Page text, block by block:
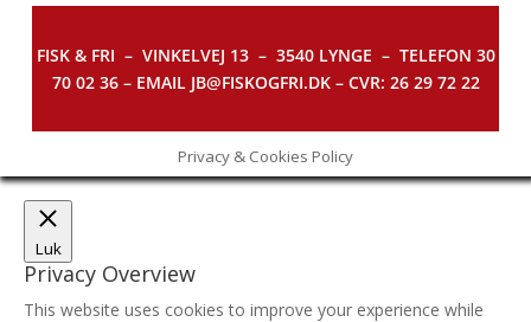
FISK & FRI – VINKELVEJ 13 – 3540 LYNGE – TELEFON 30
70 02 36 – EMAIL JB@FISKOGFRI.DK – CVR: 26 29 72 22
Privacy & Cookies Policy
Luk
Privacy Overview
This website uses cookies to improve your experience while